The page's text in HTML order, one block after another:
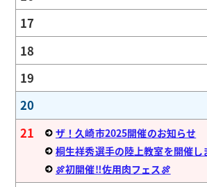
17
18
19
20
21
ザ！久崎市2025開催のお知らせ
桐生祥秀選手の陸上教室を開催し
🍖初開催‼佐用肉フェス🍖